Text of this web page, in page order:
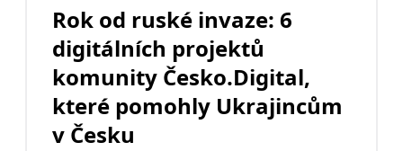
Rok od ruské invaze: 6
digitálních projektů
komunity Česko.Digital,
které pomohly Ukrajincům
v Česku